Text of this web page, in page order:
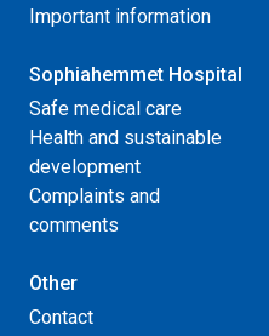
Important information
Sophiahemmet Hospital
Safe medical care
Health and sustainable
development
Complaints and
comments
Other
Contact